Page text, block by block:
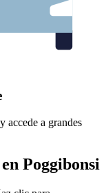
accede a grandes
Poggibonsi